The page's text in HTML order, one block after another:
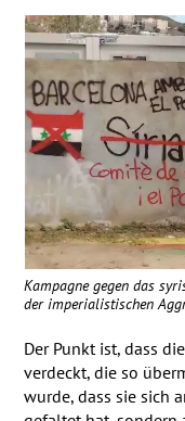
Kampagne gegen das
der imperialistischen
Der Punkt ist, dass
verdeckt, die so
wurde, dass sie sich